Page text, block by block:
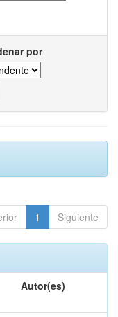
por
1 Siguiente
Autor(es)